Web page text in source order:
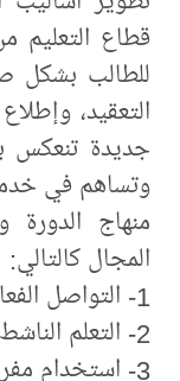
قطاع التعليم
للطالب بشكل
التعقيد،
جديدة تنعكس
وتساهم في خدمة
منهاج
المجال كالتالي:
1- التواصل الفعال.
2- التعلم الناشط.
3- استخدام مفردات التنمية البشرية في التدريس.